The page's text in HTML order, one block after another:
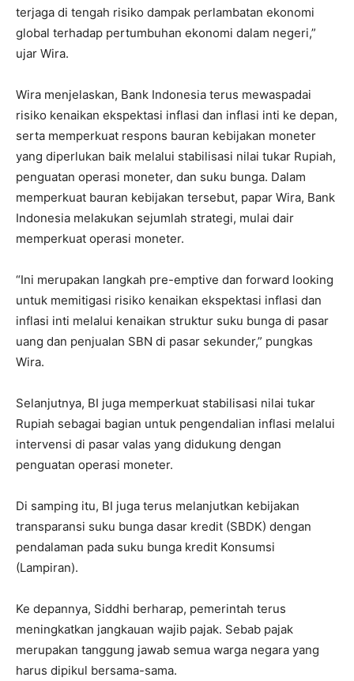
terjaga di tengah risiko dampak perlambatan ekonomi
global terhadap pertumbuhan ekonomi dalam negeri,”
ujar Wira.
Wira menjelaskan, Bank Indonesia terus mewaspadai
risiko kenaikan ekspektasi inflasi dan inflasi inti ke depan,
serta memperkuat respons bauran kebijakan moneter
yang diperlukan baik melalui stabilisasi nilai tukar Rupiah,
penguatan operasi moneter, dan suku bunga. Dalam
memperkuat bauran kebijakan tersebut, papar Wira, Bank
Indonesia melakukan sejumlah strategi, mulai dair
memperkuat operasi moneter.
“Ini merupakan langkah pre-emptive dan forward looking
untuk memitigasi risiko kenaikan ekspektasi inflasi dan
inflasi inti melalui kenaikan struktur suku bunga di pasar
uang dan penjualan SBN di pasar sekunder,” pungkas
Wira.
Selanjutnya, BI juga memperkuat stabilisasi nilai tukar
Rupiah sebagai bagian untuk pengendalian inflasi melalui
intervensi di pasar valas yang didukung dengan
penguatan operasi moneter.
Di samping itu, BI juga terus melanjutkan kebijakan
transparansi suku bunga dasar kredit (SBDK) dengan
pendalaman pada suku bunga kredit Konsumsi
(Lampiran).
Ke depannya, Siddhi berharap, pemerintah terus
meningkatkan jangkauan wajib pajak. Sebab pajak
merupakan tanggung jawab semua warga negara yang
harus dipikul bersama-sama.